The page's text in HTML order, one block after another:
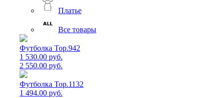
Платье
Все товары
Футболка Top.942
1 530.00 руб.
2 550.00 руб.
Футболка Top.1132
1 494.00 руб.